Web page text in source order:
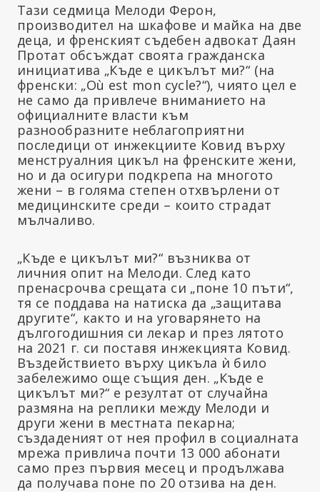
Тази седмица Мелоди Ферон,
производител на шкафове и майка на две
деца, и френският съдебен адвокат Даян
Протат обсъждат своята гражданска
инициатива „Къде е цикълът ми?“ (на
френски: „Où est mon cycle?“), чиято цел е
не само да привлече вниманието на
официалните власти към
разнообразните неблагоприятни
последици от инжекциите Ковид върху
менструалния цикъл на френските жени,
но и да осигури подкрепа на многото
жени – в голяма степен отхвърлени от
медицинските среди – които страдат
мълчаливо.
„Къде е цикълът ми?“ възниква от
личния опит на Мелоди. След като
пренасрочва срещата си „поне 10 пъти“,
тя се поддава на натиска да „защитава
другите“, както и на уговарянето на
дългогодишния си лекар и през лятото
на 2021 г. си поставя инжекцията Ковид.
Въздействието върху цикъла ѝ било
забележимо още същия ден. „Къде е
цикълът ми?“ е резултат от случайна
размяна на реплики между Мелоди и
други жени в местната пекарна;
създаденият от нея профил в социалната
мрежа привлича почти 13 000 абонати
само през първия месец и продължава
да получава поне по 20 отзива на ден.